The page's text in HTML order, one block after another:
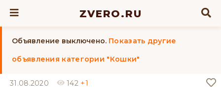
ZVERO.RU
Объявление выключено. Показать другие
объявления категории "Кошки"
31.08.2020 142 +1